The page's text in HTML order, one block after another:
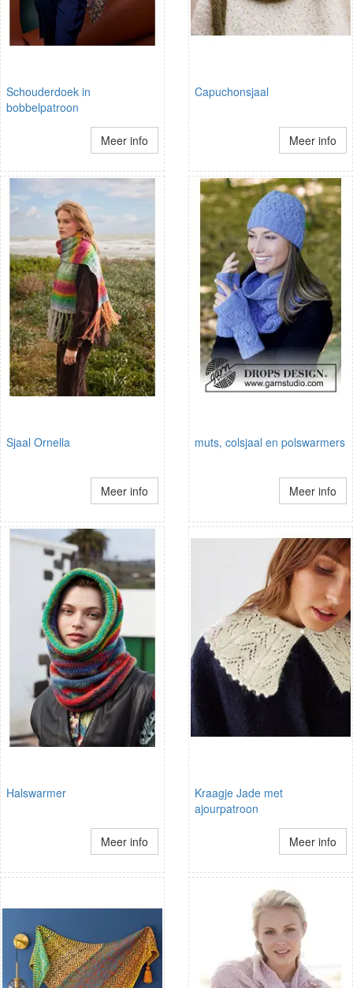
Schouderdoek in
bobbelpatroon
Meer info
Capuchonsjaal
Meer info
Sjaal Ornella
Meer info
muts, colsjaal en polswarmers
Meer info
Halswarmer
Meer info
Kraagje Jade met
ajourpatroon
Meer info